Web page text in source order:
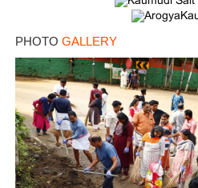
PHOTO GALLERY